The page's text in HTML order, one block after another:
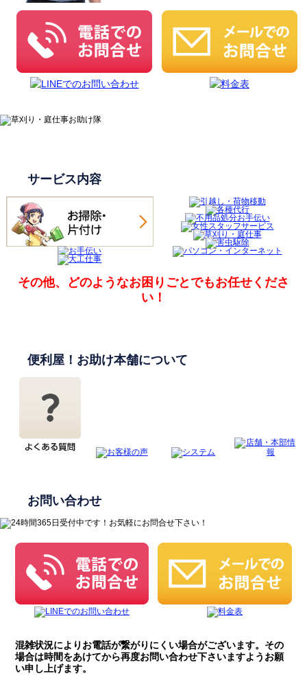
サービス内容
その他、どのようなお困りごとでもお任せくださ
い！
便利屋！お助け本舗について
お問い合わせ
混雑状況によりお電話が繋がりにくい場合がございます。その
場合は時間をあけてから再度お問い合わせ下さいますようお願
い申し上げます。